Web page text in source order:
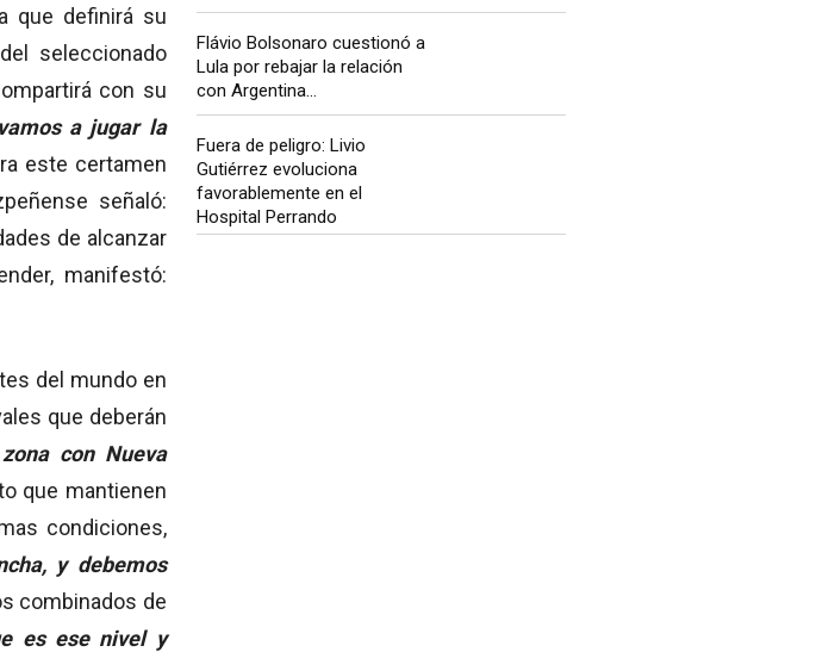
que definirá su
seleccionado
con su
a jugar la
este certamen
señaló:
de alcanzar
manifestó:
del mundo en
que deberán
con Nueva
que mantienen
condiciones,
y debemos
combinados de
es ese nivel y
Flávio Bolsonaro cuestionó a
Lula por rebajar la relación
con Argentina...
Fuera de peligro: Livio
Gutiérrez evoluciona
favorablemente en el
Hospital Perrando